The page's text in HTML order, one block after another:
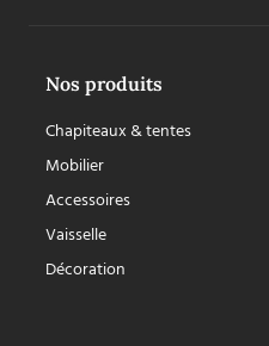
Nos produits
Chapiteaux & tentes
Mobilier
Accessoires
Vaisselle
Décoration